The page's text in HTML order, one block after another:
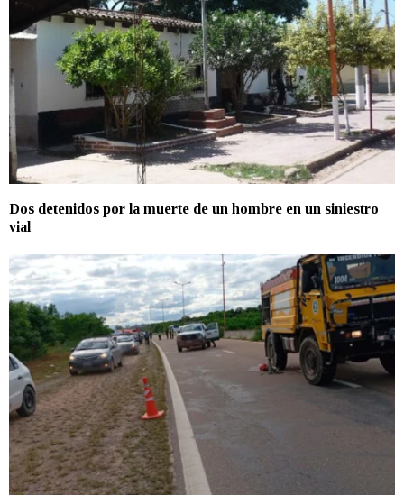
Dos detenidos por la muerte de un hombre en un siniestro
vial